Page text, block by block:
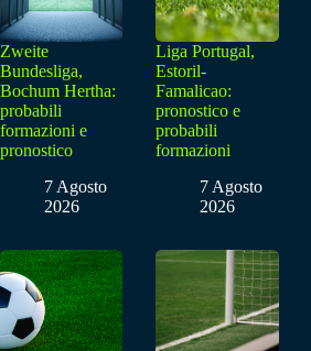
Zweite
Bundesliga,
Bochum Hertha:
probabili
formazioni e
pronostico
7 Agosto
2026
Liga Portugal,
Estoril-
Famalicao:
pronostico e
probabili
formazioni
7 Agosto
2026